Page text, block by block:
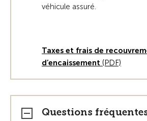
véhicule assuré.
Taxes et frais de
d’encaissement (PDF)
Questions